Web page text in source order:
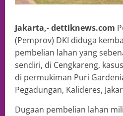
Jakarta,- dettiknews.com
(Pemprov) DKI diduga
pembelian lahan yang
sendiri, di Cengkareng,
di permukiman Puri
Pegadungan, Kalideres,
Dugaan pembelian lahan